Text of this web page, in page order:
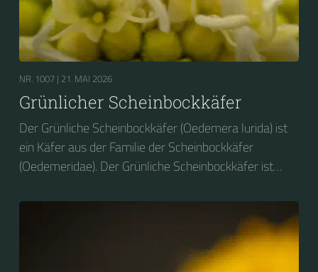
NR. 1007 | 21. MAI 2026
Grünlicher Scheinbockkäfer
Der Grünliche Scheinbockkäfer (Oedemera lurida) ist
ein Käfer aus der Familie der Scheinbockkäfer
(Oedemeridae). Der Grünliche Scheinbockkäfer ist
Scheinbockkäfer (Oedemera nobilis).